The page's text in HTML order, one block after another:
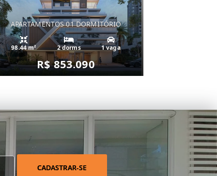
APARTAMENTOS 01 DORMITÓRIO
98.44 m² 2 dorms 1 vaga
R$ 853.090
CADASTRAR-SE